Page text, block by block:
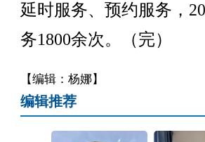
延时服务、预约服务，
务1800余次。（完）
【编辑：杨娜】
编辑推荐